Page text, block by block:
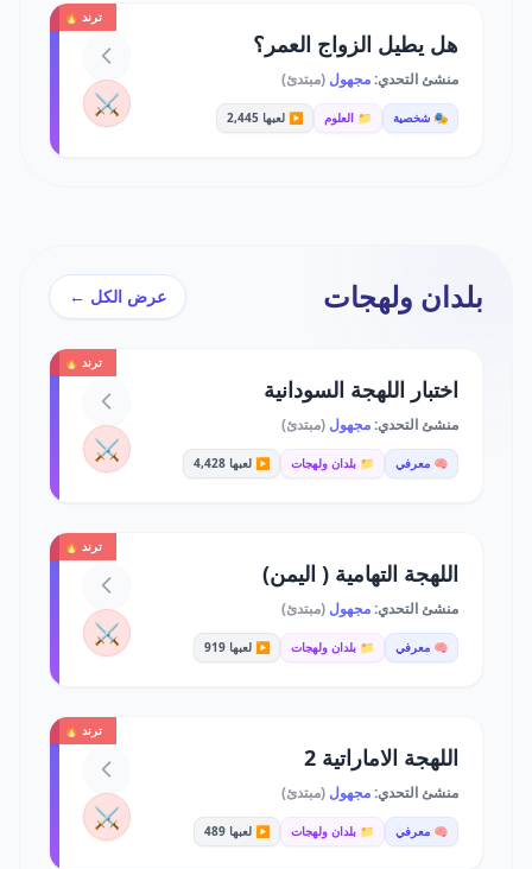
ترند 🔥
هل يطيل الزواج العمر؟
منشئ التحدي:مجهول (مبتدئ)
🎭 شخصية 📁 العلوم ▶️ لعبها 2,445 ⚔️
بلدان ولهجات عرض الكل ←
ترند 🔥
اختبار اللهجة السودانية
منشئ التحدي:مجهول (مبتدئ)
🧠 معرفي 📁 بلدان ولهجات ▶️ لعبها 4,428 ⚔️
ترند 🔥
اللهجة التهامية ( اليمن)
منشئ التحدي:مجهول (مبتدئ)
🧠 معرفي 📁 بلدان ولهجات ▶️ لعبها 919 ⚔️
ترند 🔥
اللهجة الاماراتية 2
منشئ التحدي:مجهول (مبتدئ)
🧠 معرفي 📁 بلدان ولهجات ▶️ لعبها 489 ⚔️